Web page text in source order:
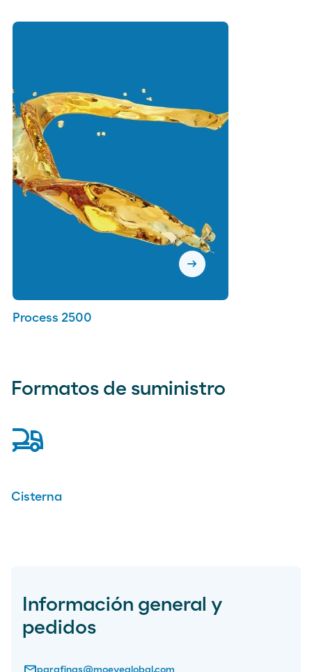
arrow_right_alt
Process 2500
Formatos de suministro
Cisterna
Información general y
pedidos
parafinas@moeveglobal.com